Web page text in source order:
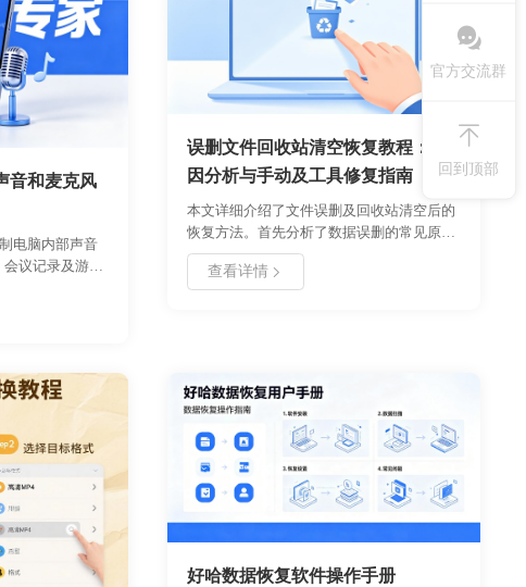
音和麦克风
电脑内部声音
议记录及游戏
绍了两种主流
自带的 Xbox
分离、格式选
合高质量音频
适合的录制方
部麦克风声音的
误删文件回收站清空恢复教程：原
因分析与手动及工具修复指南
本文详细介绍了文件误删及回收站清空后的
恢复方法。首先分析了数据误删的常见原
因，包括操作失误、系统故障及病毒攻击。
接着提供了手动修复方案，涉及注册表修改
事项，帮助用户高效安全地找回丢失数据，
避免二次损坏。
查看详情
好哈数据恢复软件操作手册
官方交流群
回到顶部